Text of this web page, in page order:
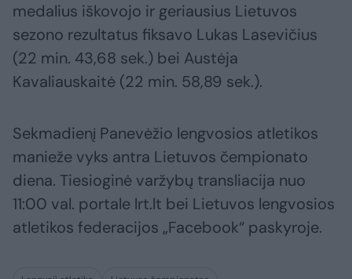
medalius iškovojo ir geriausius Lietuvos
sezono rezultatus fiksavo Lukas Lasevičius
(22 min. 43,68 sek.) bei Austėja
Kavaliauskaitė (22 min. 58,89 sek.).
Sekmadienį Panevėžio lengvosios atletikos
manieže vyks antra Lietuvos čempionato
diena. Tiesioginė varžybų transliacija nuo
11:00 val. portale lrt.lt bei Lietuvos lengvosios
atletikos federacijos „Facebook“ paskyroje.